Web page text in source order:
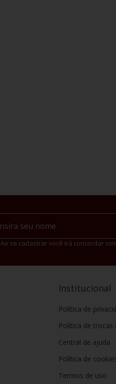
Ao se cadastrar você irá concordar
Institucional
Política de
Política de trocas
Central de ajuda
Política de
Termos de uso